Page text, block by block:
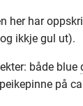
her har
ikkje gul ut).
både blue
på